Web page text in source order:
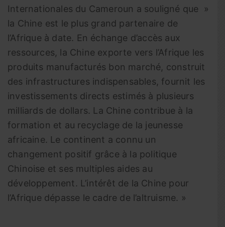
Internationales du Cameroun a souligné que »
la Chine est le plus grand partenaire de
l’Afrique à date. En échange d’accès aux
ressources, la Chine exporte vers l’Afrique les
produits manufacturés bon marché, construit
des infrastructures indispensables, fournit les
investissements directs estimés à plusieurs
milliards de dollars. La Chine contribue à la
formation et au recyclage de la jeunesse
africaine. Le continent a connu un
changement positif grâce à la politique
Chinoise et ses multiples aides au
développement. L’intérêt de la Chine pour
l’Afrique dépasse le cadre de l’altruisme. »